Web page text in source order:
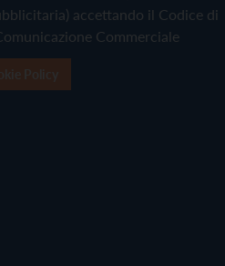
accettando il Codice di
Commerciale